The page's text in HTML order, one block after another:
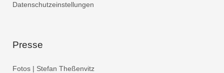
Datenschutzeinstellungen
Presse
Fotos | Stefan Theßenvitz